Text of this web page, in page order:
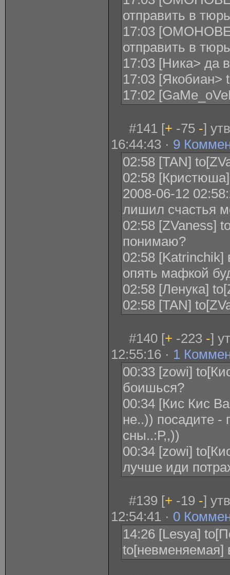
отправить в
17:03
отправить в
17:03 [Ника> да
17:03 [Якобиан>
17:02
#141 [+ -75 -]
16:44:43 · 9
02:58 [TAN]
02:58
2008-06-12
лишил счастья
02:58 [ZVaness]
понимаю?
02:58 [Katrinchik]
опять мафкой
02:58 [Ленука]
02:58 [TAN]
#140 [+ -223 -]
12:55:16 · 1
00:33 [zowi]
боишься?
00:34 [Кис Кис
не..)) посадите -
сны..:Р,,))
00:34 [zowi]
лучше иди
#139 [+ -19 -]
12:54:41 · 0
14:26 [Lesya]
to[невменяемая]